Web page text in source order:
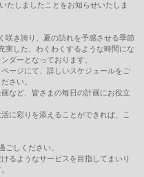
たしましたことをお知らせいたしま
咲き誇り、夏の訪れを予感させる季節
実した、わくわくするような時間にな
ダーとなっております。
ージにて、詳しいスケジュールをご
さい。
など、皆さまの毎日の計画にお役立
に彩りを添えることができれば、こ
ごしください。
るようなサービスを目指してまいり